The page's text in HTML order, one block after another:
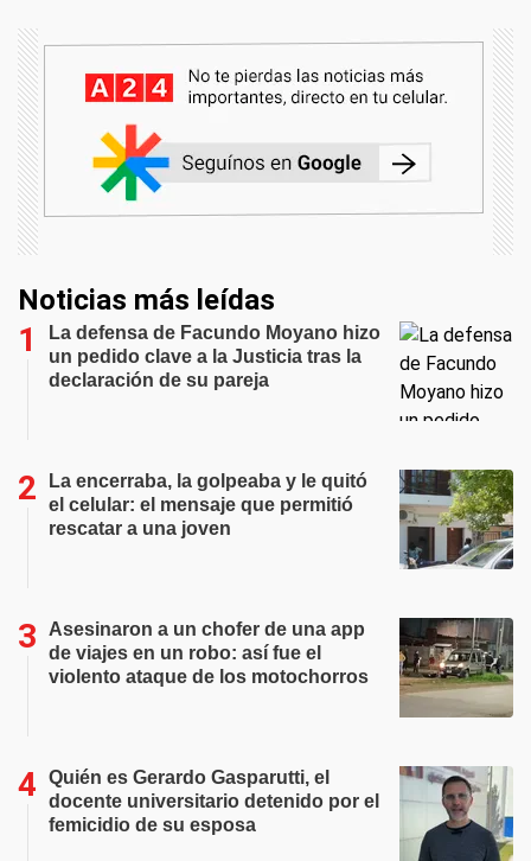
Noticias más leídas
La defensa de Facundo Moyano hizo
un pedido clave a la Justicia tras la
declaración de su pareja
La encerraba, la golpeaba y le quitó
el celular: el mensaje que permitió
rescatar a una joven
Asesinaron a un chofer de una app
de viajes en un robo: así fue el
violento ataque de los motochorros
Quién es Gerardo Gasparutti, el
docente universitario detenido por el
femicidio de su esposa